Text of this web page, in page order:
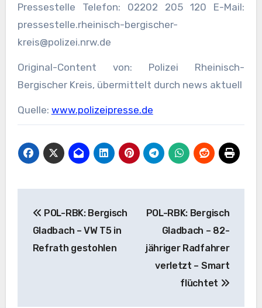
Pressestelle Telefon: 02202 205 120 E-Mail:
pressestelle.rheinisch-bergischer-
kreis@polizei.nrw.de
Original-Content von: Polizei Rheinisch-
Bergischer Kreis, übermittelt durch news aktuell
Quelle: www.polizeipresse.de
POL-RBK: Bergisch
Gladbach – VW T5 in
Refrath gestohlen
POL-RBK: Bergisch
Gladbach – 82-
jähriger Radfahrer
verletzt – Smart
flüchtet